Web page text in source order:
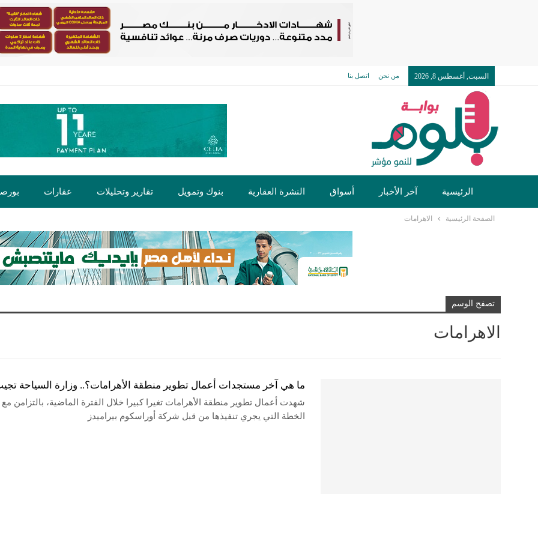
السبت, أغسطس 8, 2026 من نحن اتصل بنا
الرئيسية آخر الأخبار أسواق النشرة العقارية بنوك وتمويل تقارير وتحليلات عقارات
الصفحة الرئيسية الاهرامات
تصفح الوسم
الاهرامات
ما هي آخر مستجدات أعمال تطوير منطقة الأهرامات؟.. وزارة السياحة
شهدت أعمال تطوير منطقة الأهرامات تغيرا كبيرا خلال الفترة الماضية، بالتزامن مع
الخطة التي يجري تنفيذها من قبل شركة أوراسكوم بيراميدز